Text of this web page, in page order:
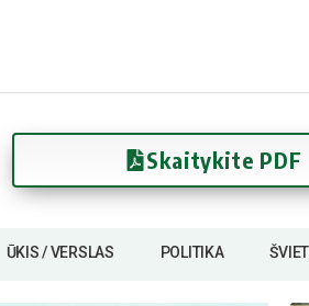
Skaitykite PDF
ŪKIS / VERSLAS POLITIKA